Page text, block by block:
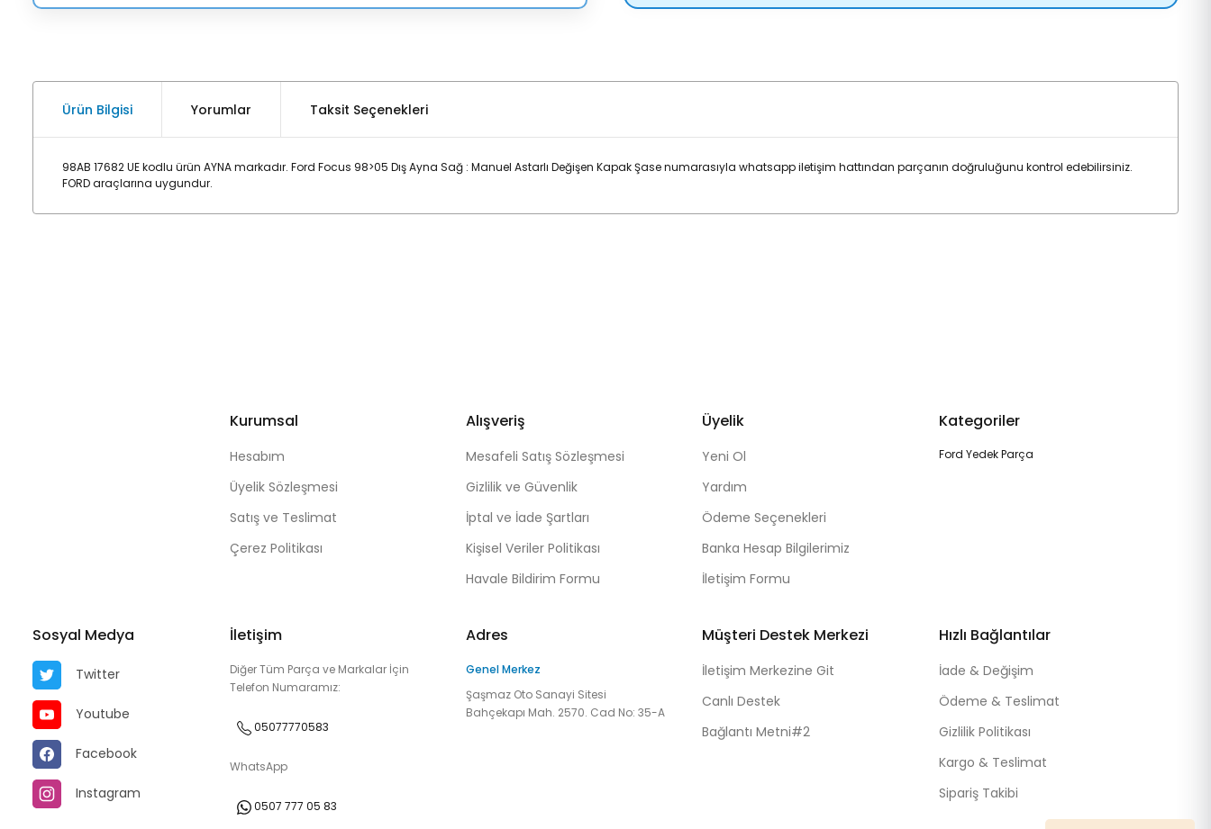
Ürün Bilgisi Yorumlar Taksit Seçenekleri
98AB 17682 UE kodlu ürün AYNA markadır. Ford Focus 98>05 Dış Ayna Sağ : Manuel Astarlı Değişen Kapak Şase numarasıyla whatsapp iletişim hattından parçanın doğruluğunu kontrol edebilirsiniz.
FORD araçlarına uygundur.
Kurumsal
Hesabım
Üyelik Sözleşmesi
Satış ve Teslimat
Çerez Politikası
Alışveriş
Mesafeli Satış Sözleşmesi
Gizlilik ve Güvenlik
İptal ve İade Şartları
Kişisel Veriler Politikası
Havale Bildirim Formu
Üyelik
Yeni Ol
Yardım
Ödeme Seçenekleri
Banka Hesap Bilgilerimiz
İletişim Formu
Kategoriler
Ford Yedek Parça
Sosyal Medya
Twitter
Youtube
Facebook
Instagram
İletişim
Diğer Tüm Parça ve Markalar İçin
Telefon Numaramız:
05077770583
WhatsApp
0507 777 05 83
Adres
Genel Merkez
Şaşmaz Oto Sanayi Sitesi
Bahçekapı Mah. 2570. Cad No: 35-A
Müşteri Destek Merkezi
İletişim Merkezine Git
Canlı Destek
Bağlantı Metni#2
Hızlı Bağlantılar
İade & Değişim
Ödeme & Teslimat
Gizlilik Politikası
Kargo & Teslimat
Sipariş Takibi